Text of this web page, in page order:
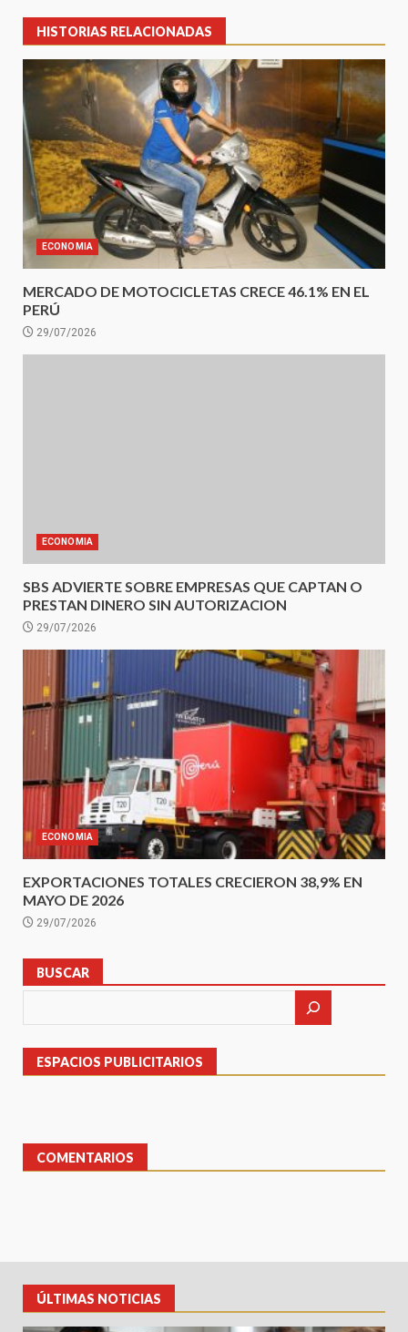
HISTORIAS RELACIONADAS
ECONOMIA
MERCADO DE MOTOCICLETAS CRECE 46.1% EN EL
PERÚ
29/07/2026
ECONOMIA
SBS ADVIERTE SOBRE EMPRESAS QUE CAPTAN O
PRESTAN DINERO SIN AUTORIZACION
29/07/2026
ECONOMIA
EXPORTACIONES TOTALES CRECIERON 38,9% EN
MAYO DE 2026
29/07/2026
BUSCAR
ESPACIOS PUBLICITARIOS
COMENTARIOS
ÚLTIMAS NOTICIAS